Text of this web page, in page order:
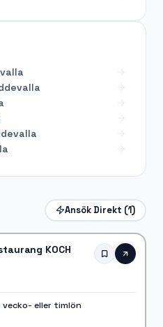
Ansök Direkt (1)
KOCH
eller timlön